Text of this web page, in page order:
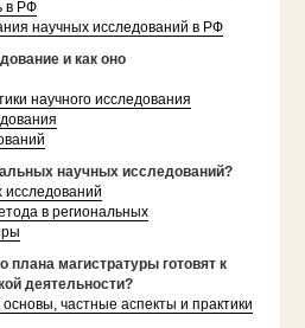
в РФ
научных исследований в РФ
и как оно
научного исследования
научных исследований?
в региональных
плана магистратуры готовят к
деятельности?
частные аспекты и практики